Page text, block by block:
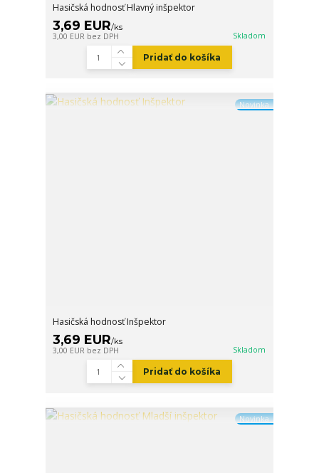
Hasičská hodnosť Hlavný inšpektor
3,69 EUR/ks
3,00 EUR bez DPH Skladom
Pridať do košíka
Novinka
Hasičská hodnosť Inšpektor
3,69 EUR/ks
3,00 EUR bez DPH Skladom
Pridať do košíka
Novinka